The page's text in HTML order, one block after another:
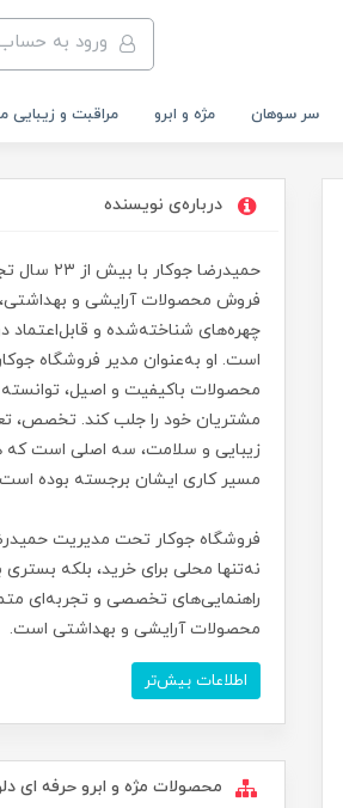
ورود به
سر سوهان مژه و ابرو مراقبت و زیبایی
درباره‌ی نویسنده
حمیدرضا
فروش محصولات آرایشی و بهداشتی،
چهره‌های شناخته‌شده و قابل‌اعتماد
است. او به‌عنوان مدیر فروشگاه جوکار،
محصولات باکیفیت و اصیل،
مشتریان خود را جلب کند. تخصص،
زیبایی و سلامت، سه اصلی است که
مسیر کاری ایشان برجسته بوده
فروشگاه جوکار تحت مدیریت
نه‌تنها محلی برای خرید، بلکه بستری
راهنمایی‌های تخصصی و تجربه‌ای
محصولات آرایشی و بهداشتی است.
اطلاعات بیش‌تر
محصولات مژه و ابرو حرفه ای